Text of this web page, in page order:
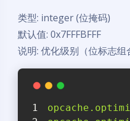
类型: integer (位掩码)
默认值: 0x7FFFBFFF
说明: 优化级别（位标志组